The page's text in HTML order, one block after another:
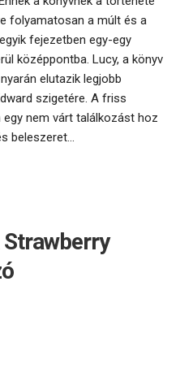
folyamatosan a múlt és a
fejezetben egy-egy
középpontba. Lucy, a könyv
elutazik legjobb
szigetére. A friss
nem várt találkozást hoz
beleszeret...